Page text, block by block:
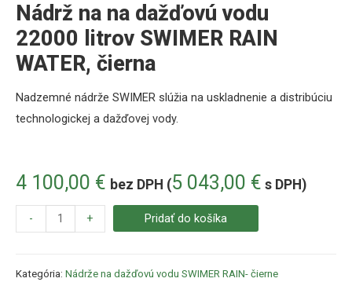
Nádrž na na dažďovú vodu
22000 litrov SWIMER RAIN
WATER, čierna
4 100,00 € bez DPH (5 043,00 € s DPH)
Nadzemné nádrže SWIMER slúžia na uskladnenie a distribúciu
technologickej a dažďovej vody.
- + Pridať do košíka
Kategória: Nádrže na dažďovú vodu SWIMER RAIN- čierne